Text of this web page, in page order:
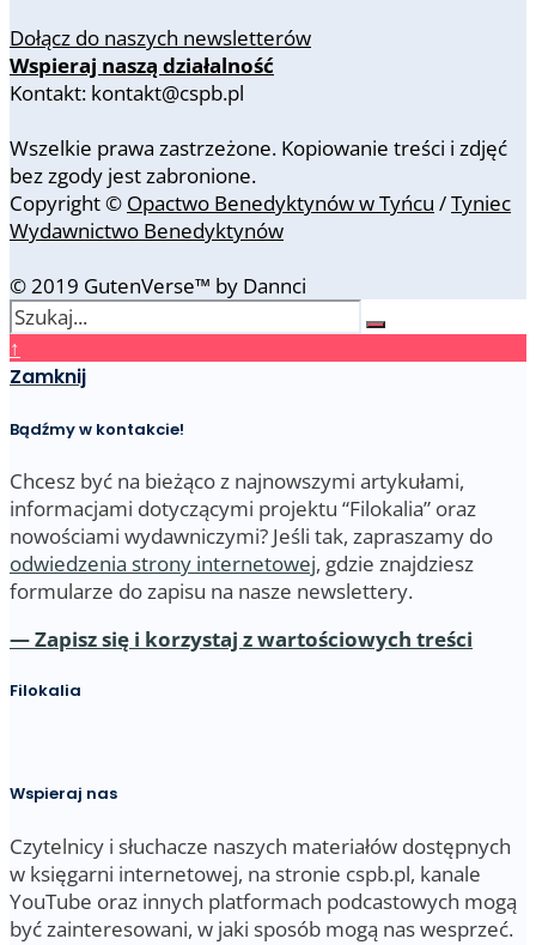
Dołącz do naszych newsletterów
Wspieraj naszą działalność
Kontakt: kontakt@cspb.pl
Wszelkie prawa zastrzeżone. Kopiowanie treści i zdjęć
bez zgody jest zabronione.
Copyright © Opactwo Benedyktynów w Tyńcu /Tyniec
Wydawnictwo Benedyktynów
© 2019 GutenVerse™ by Dannci
↑
Zamknij
Bądźmy w kontakcie!
Chcesz być na bieżąco z najnowszymi artykułami,
informacjami dotyczącymi projektu “Filokalia” oraz
nowościami wydawniczymi? Jeśli tak, zapraszamy do
odwiedzenia strony internetowej, gdzie znajdziesz
formularze do zapisu na nasze newslettery.
— Zapisz się i korzystaj z wartościowych treści
Filokalia
Wspieraj nas
Czytelnicy i słuchacze naszych materiałów dostępnych
w księgarni internetowej, na stronie cspb.pl, kanale
YouTube oraz innych platformach podcastowych mogą
być zainteresowani, w jaki sposób mogą nas wesprzeć.